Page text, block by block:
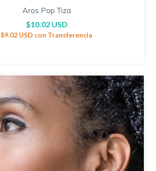
Aros Pop Tiza
$10.02 USD
$9.02 USD con Transferencia